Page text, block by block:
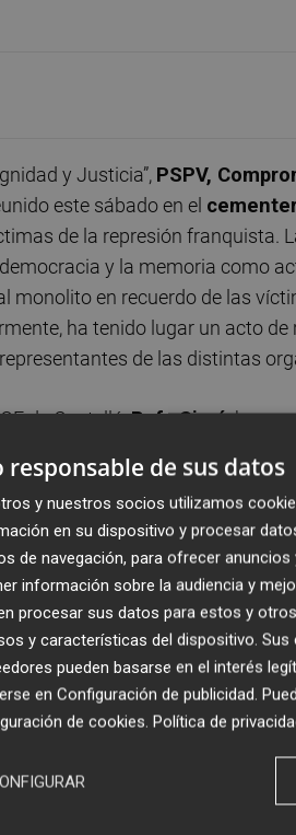
y Justicia”, PSPV,
este sábado en el
de la represión franquista.
y la memoria como
monolito en recuerdo de las
ha tenido lugar un acto de
de las distintas
de Castelló,Rafa Simó, ha
primera vez, diferentes
de convocar este acto
En este sentido, Simó
ni cuando hablamos de
de qué lado de la historia
el también diputado
materia de memoria son fruto
como el Grupo per
deZapatero, Puig y Sánchez,
Simó ha denunciado la ley
un golpe la dignidad construida
que los movimientos
responsable de sus datos
y nuestros socios utilizamos
en su dispositivo y procesar
de navegación, para ofrecer
información sobre la audiencia y
procesar sus datos para estos y
y características del dispositivo.
pueden basarse en el interés
en Configuración de publicidad.
de cookies. Política de